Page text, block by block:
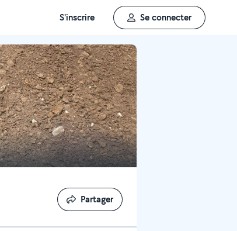
S'inscrire Se connecter
Partager
Partager